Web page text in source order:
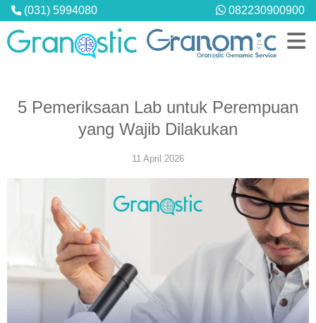
(031) 5994080 082230900900
Granostic Diagnostic Center
Granostic Medical Center
Hubungi Kami
LAYANAN
Pemeriksaan Laboratorium
MCU Perusahaan
Konsultasi & Telekonsultasi
Home Service
5 Pemeriksaan Lab untuk Perempuan
yang Wajib Dilakukan
11 April 2026